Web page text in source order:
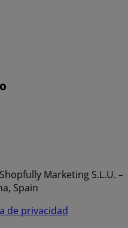
Marketing S.L.U. –
Spain
de privacidad